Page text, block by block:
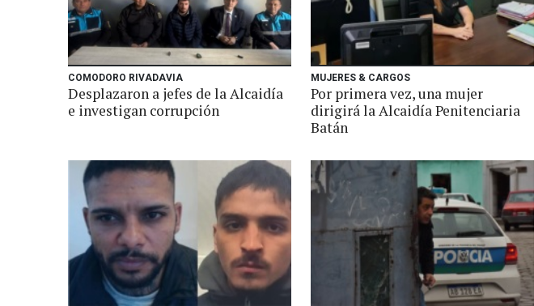
COMODORO RIVADAVIA
Desplazaron a jefes de la Alcaidía
e investigan corrupción
MUJERES & CARGOS
Por primera vez, una mujer
dirigirá la Alcaidía Penitenciaria
Batán